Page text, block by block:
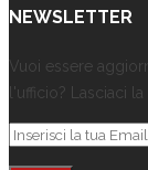
NEWSLETTER
Vuoi essere
l'ufficio? Lasciaci